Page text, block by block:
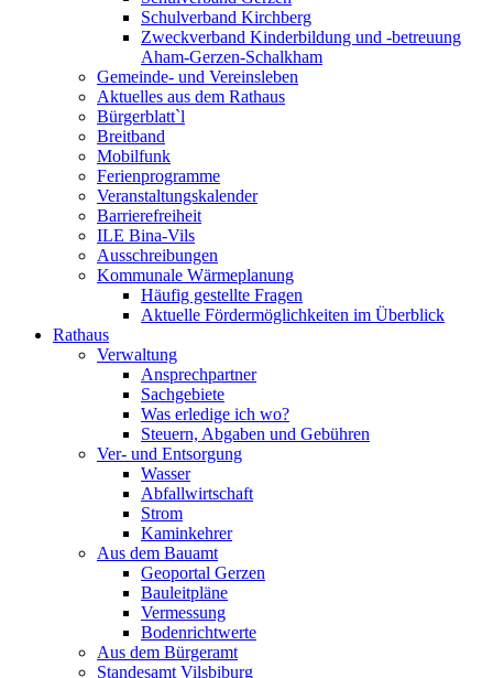
Schulverband Kirchberg
Zweckverband Kinderbildung und -betreuung
Aham-Gerzen-Schalkham
Gemeinde- und Vereinsleben
Aktuelles aus dem Rathaus
Bürgerblatt`l
Breitband
Mobilfunk
Ferienprogramme
Veranstaltungskalender
Barrierefreiheit
ILE Bina-Vils
Ausschreibungen
Kommunale Wärmeplanung
Häufig gestellte Fragen
Aktuelle Fördermöglichkeiten im Überblick
Rathaus
Verwaltung
Ansprechpartner
Sachgebiete
Was erledige ich wo?
Steuern, Abgaben und Gebühren
Ver- und Entsorgung
Wasser
Abfallwirtschaft
Strom
Kaminkehrer
Aus dem Bauamt
Geoportal Gerzen
Bauleitpläne
Vermessung
Bodenrichtwerte
Aus dem Bürgeramt
Standesamt Vilsbiburg